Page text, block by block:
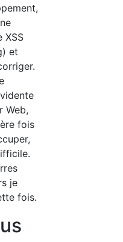
XSS
et
Web,
fois
je
fois.